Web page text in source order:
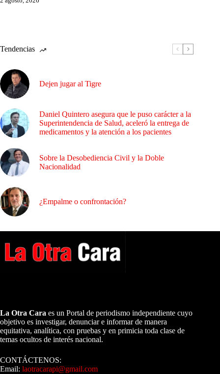
Tendencias
Dejen jugar al Tigre
Daniel Quintero asegura que le puso carácter a la
Superintendencia de Salud, aceleró la entrega de
medicamentos y la atención a los pacientes
Sobre la Desobediencia Civil y la Doble
Nacionalidad
¿Empalme o confrontación?
La Otra Cara es un Portal de periodismo independiente cuyo
objetivo es investigar, denunciar e informar de manera
equitativa, analítica, con pruebas y en primicia toda clase de
temas ocultos de interés nacional.
CONTÁCTENOS:
Email: laotracarapi@gmail.com